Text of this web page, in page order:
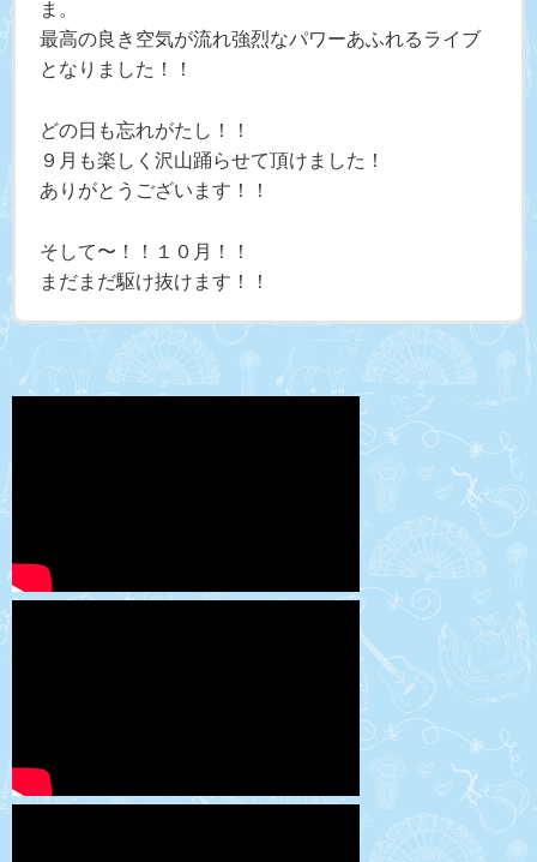
ま。
最高の良き空気が流れ強烈なパワーあふれるライブ
となりました！！
どの日も忘れがたし！！
９月も楽しく沢山踊らせて頂けました！
ありがとうございます！！
そして〜！！１０月！！
まだまだ駆け抜けます！！